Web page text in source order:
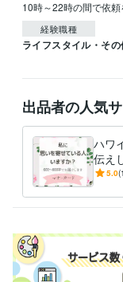
10時～22時の間で依頼
経験職種
ライフスタイル・そ
出品者の人気
ハワ
伝え
てい
5.0